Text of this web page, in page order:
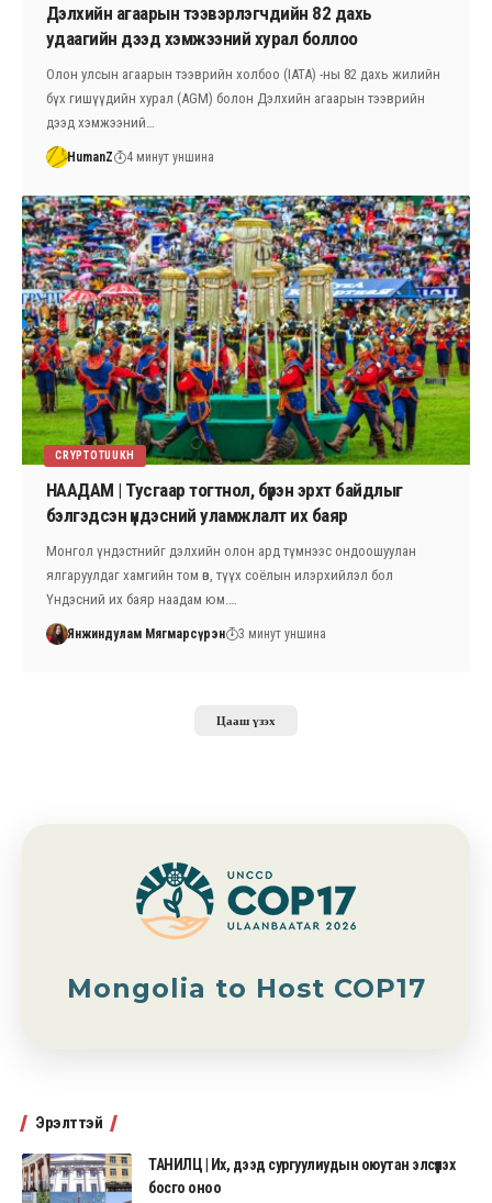
Дэлхийн агаарын тээвэрлэгчдийн 82 дахь
удаагийн дээд хэмжээний хурал боллоо
Олон улсын агаарын тээврийн холбоо (IATA) -ны 82 дахь жилийн
бүх гишүүдийн хурал (AGM) болон Дэлхийн агаарын тээврийн
дээд хэмжээний…
HumanZ 4 минут уншина
CRYPTOTUUKH
НААДАМ | Тусгаар тогтнол, бүрэн эрхт байдлыг
бэлгэдсэн үндэсний уламжлалт их баяр
Монгол үндэстнийг дэлхийн олон ард түмнээс ондоошуулан
ялгаруулдаг хамгийн том өв, түүх соёлын илэрхийлэл бол
Үндэсний их баяр наадам юм.…
Янжиндулам Мягмарсүрэн 3 минут уншина
Цааш үзэх
Mongolia to Host COP17
Эрэлттэй
ТАНИЛЦ | Их, дээд сургуулиудын оюутан элсүүлэх
босго оноо